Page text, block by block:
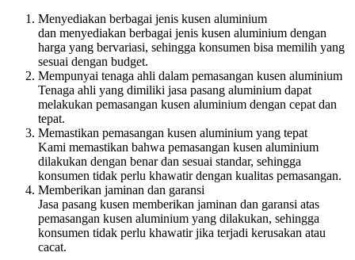
Menyediakan berbagai jenis kusen aluminium
dan menyediakan berbagai jenis kusen aluminium dengan
harga yang bervariasi, sehingga konsumen bisa memilih yang
sesuai dengan budget.
Mempunyai tenaga ahli dalam pemasangan kusen aluminium
Tenaga ahli yang dimiliki jasa pasang aluminium dapat
melakukan pemasangan kusen aluminium dengan cepat dan
tepat.
Memastikan pemasangan kusen aluminium yang tepat
Kami memastikan bahwa pemasangan kusen aluminium
dilakukan dengan benar dan sesuai standar, sehingga
konsumen tidak perlu khawatir dengan kualitas pemasangan.
Memberikan jaminan dan garansi
Jasa pasang kusen memberikan jaminan dan garansi atas
pemasangan kusen aluminium yang dilakukan, sehingga
konsumen tidak perlu khawatir jika terjadi kerusakan atau
cacat.